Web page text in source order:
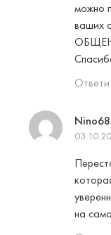
можно
ваших
Nino68
на